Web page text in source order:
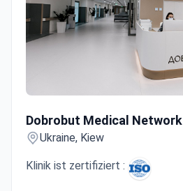
Dobrobut Medical Network
Ukraine, Kiew
Klinik ist zertifiziert :